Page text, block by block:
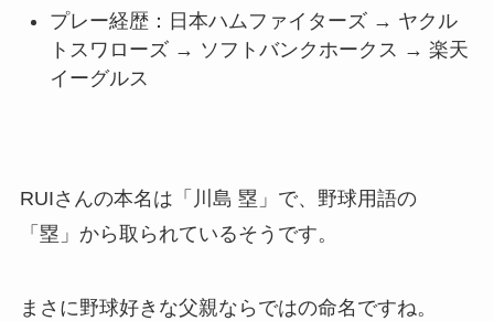
プレー経歴：日本ハムファイターズ → ヤクル
トスワローズ → ソフトバンクホークス → 楽天
イーグルス
RUIさんの本名は「川島 塁」で、野球用語の
「塁」から取られているそうです。
まさに野球好きな父親ならではの命名ですね。